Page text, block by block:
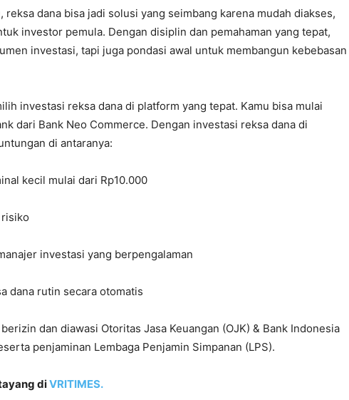
reksa dana bisa jadi solusi yang seimbang karena mudah diakses,
investor pemula. Dengan disiplin dan pemahaman yang tepat,
investasi, tapi juga pondasi awal untuk membangun kebebasan
investasi reksa dana di platform yang tepat. Kamu bisa mulai
dari Bank Neo Commerce. Dengan investasi reksa dana di
di antaranya:
kecil mulai dari Rp10.000
investasi yang berpengalaman
dana rutin secara otomatis
dan diawasi Otoritas Jasa Keuangan (OJK) & Bank Indonesia
penjaminan Lembaga Penjamin Simpanan (LPS).
diVRITIMES.